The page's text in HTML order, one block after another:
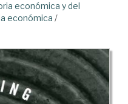
económica y del
económica /